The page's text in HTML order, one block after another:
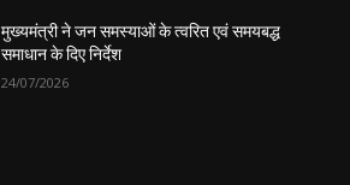
मुख्यमंत्री ने जन समस्याओं के त्वरित एवं समयबद्ध
समाधान के दिए निर्देश
24/07/2026